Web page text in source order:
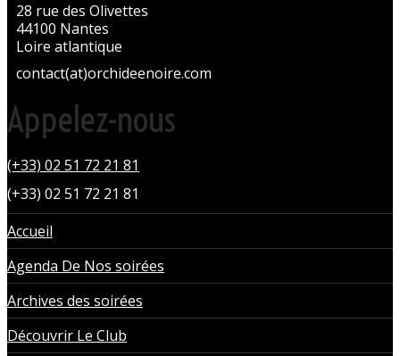
28 rue des Olivettes
44100 Nantes
Loire atlantique
contact(at)orchideenoire.com
Appelez-nous
(+33) 02 51 72 21 81
(+33) 02 51 72 21 81
Accueil
Agenda De Nos soirées
Archives des soirées
Découvrir Le Club